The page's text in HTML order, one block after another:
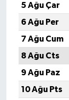
5 Ağu Çar
6 Ağu Per
7 Ağu Cum
8 Ağu Cts
9 Ağu Paz
10 Ağu Pts